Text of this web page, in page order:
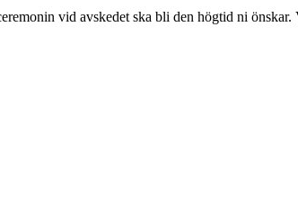
vid avskedet ska bli den högtid ni